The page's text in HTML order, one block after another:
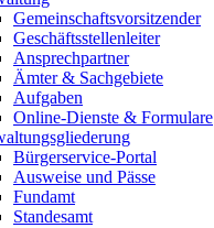
Gemeinschaftsvorsitzender
Geschäftsstellenleiter
Ansprechpartner
Ämter & Sachgebiete
Aufgaben
Online-Dienste & Formulare
Bürgerservice-Portal
Ausweise und Pässe
Fundamt
Standesamt